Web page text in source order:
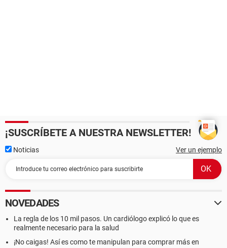
¡SUSCRÍBETE A NUESTRA NEWSLETTER!
Noticias Ver un ejemplo
NOVEDADES
La regla de los 10 mil pasos. Un cardiólogo explicó lo que es
realmente necesario para la salud
¡No caigas! Así es como te manipulan para comprar más en